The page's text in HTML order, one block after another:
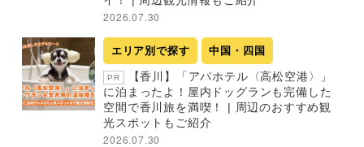
2026.07.30
エリア別で探す 中国・四国
PR
【香川】「アパホテル〈高松空港〉」
に泊まったよ！屋内ドッグランも完備した
空間で香川旅を満喫！ | 周辺のおすすめ観
光スポットもご紹介
2026.07.30